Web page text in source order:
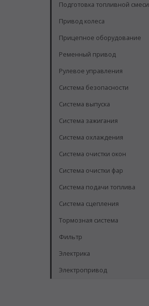
Подготовка топливной смеси
Привод колеса
Прицепное оборудование
Ременный привод
Рулевое управления
Система безопасности
Система выпуска
Система зажигания
Система охлаждения
Система очистки окон
Система очистки фар
Система подачи топлива
Система сцепления
Тормозная система
Фильтр
Электрика
Электропривод